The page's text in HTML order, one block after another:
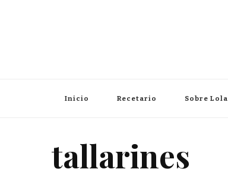
Inicio Recetario Sobre Lola
tallarines